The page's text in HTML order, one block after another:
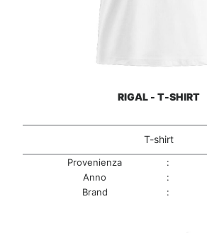
RIGAL - T-SHIRT
T-shirt
Provenienza :
Anno
:
Brand
: